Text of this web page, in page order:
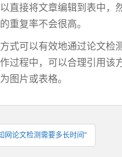
直接将文章编辑到表中，
重复率不会很高。
式可以有效地通过论文检
过程中，可以合理引用该
图片或表格。
网论文检测需要多长时间”